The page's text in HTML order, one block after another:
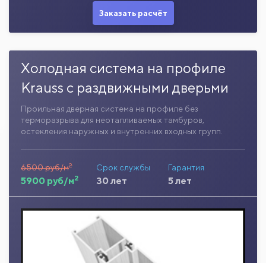
Заказать расчёт
Холодная система на профиле
Krauss с раздвижными дверьми
Проильная дверная система на профиле без
терморазрыва для неотапливаемых тамбуров,
остекления наружных и внутренних входных групп.
6500 руб/м2
5900 руб/м2
Срок службы
30 лет
Гарантия
5 лет